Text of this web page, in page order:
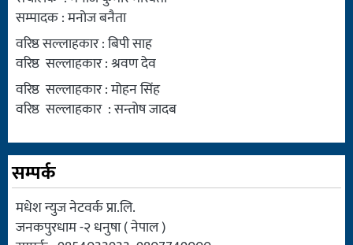
सम्पादक : मनोज बनैता
वरिष्ठ सल्लाहकार : बिपी साह
वरिष्ठ सल्लाहकार : श्रवण देव
वरिष्ठ सल्लाहकार : मोहन सिंह
वरिष्ठ सल्लाहकार : सन्तोष जादब
सम्पर्क
मधेश न्युज नेटवर्क प्रा.लि.
जनकपुरधाम -२ धनुषा ( नेपाल )